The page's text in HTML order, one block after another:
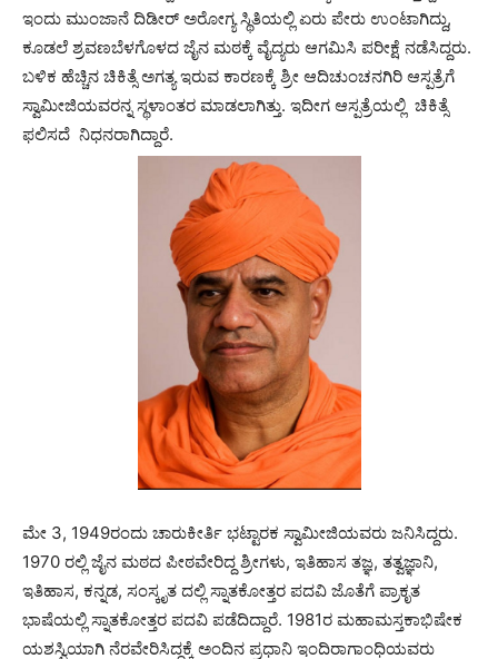
ಇಂದು ಮುಂಜಾನೆ ದಿಡೀರ್ ಅರೋಗ್ಯ ಸ್ಥಿತಿಯಲ್ಲಿ ಏರು ಪೇರು ಉಂಟಾಗಿದ್ದು,
ಕೂಡಲೆ ಶ್ರವಣಬೆಳಗೊಳದ ಜೈನ ಮಠಕ್ಕೆ ವೈದ್ಯರು ಆಗಮಿಸಿ ಪರೀಕ್ಷೆ ನಡೆಸಿದ್ದರು.
ಬಳಿಕ ಹೆಚ್ಚಿನ ಚಿಕಿತ್ಸೆ ಅಗತ್ಯ ಇರುವ ಕಾರಣಕ್ಕೆ ಶ್ರೀ ಆದಿಚುಂಚನಗಿರಿ ಆಸ್ಪತ್ರೆಗೆ
ಸ್ವಾಮೀಜಿಯವರನ್ನ ಸ್ಥಳಾಂತರ ಮಾಡಲಾಗಿತ್ತು. ಇದೀಗ ಆಸ್ಪತ್ರೆಯಲ್ಲಿ ಚಿಕಿತ್ಸೆ
ಫಲಿಸದೆ ನಿಧನರಾಗಿದ್ದಾರೆ.
ಮೇ 3, 1949ರಂದು ಚಾರುಕೀರ್ತಿ ಭಟ್ಟಾರಕ ಸ್ವಾಮೀಜಿಯವರು ಜನಿಸಿದ್ದರು.
1970 ರಲ್ಲಿ ಜೈನ ಮಠದ ಪೀಠವೇರಿದ್ದ ಶ್ರೀಗಳು, ಇತಿಹಾಸ ತಜ್ಞ, ತತ್ವಜ್ಞಾನಿ,
ಇತಿಹಾಸ, ಕನ್ನಡ, ಸಂಸ್ಕೃತ ದಲ್ಲಿ ಸ್ನಾತಕೋತ್ತರ ಪದವಿ ಜೊತೆಗೆ ಪ್ರಾಕೃತ
ಭಾಷೆಯಲ್ಲಿ ಸ್ನಾತಕೋತ್ತರ ಪದವಿ ಪಡೆದಿದ್ದಾರೆ. 1981ರ ಮಹಾಮಸ್ತಕಾಭಿಷೇಕ
ಯಶಸ್ವಿಯಾಗಿ ನೆರವೇರಿಸಿದ್ದಕ್ಕೆ ಅಂದಿನ ಪ್ರಧಾನಿ ಇಂದಿರಾಗಾಂಧಿಯವರು